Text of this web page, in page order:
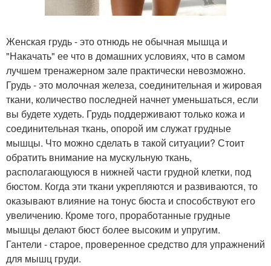
Женская грудь - это отнюдь не обычная мышца и
"Накачать" ее что в домашних условиях, что в самом
лучшем тренажерном зале практически невозможно.
Грудь - это молочная железа, соединительная и жировая
ткани, количество последней начнет уменьшаться, если
вы будете худеть. Грудь поддерживают только кожа и
соединительная ткань, опорой им служат грудные
мышцы. Что можно сделать в такой ситуации? Стоит
обратить внимание на мускульную ткань,
располагающуюся в нижней части грудной клетки, под
бюстом. Когда эти ткани укрепляются и развиваются, то
оказывают влияние на тонус бюста и способствуют его
увеличению. Кроме того, проработанные грудные
мышцы делают бюст более высоким и упругим.
Гантели - старое, проверенное средство для упражнений
для мышц груди.